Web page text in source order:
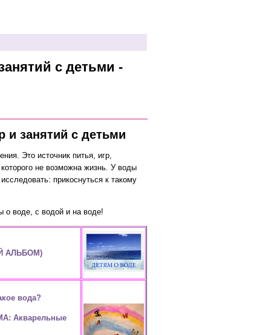
с детьми -
и занятий с детьми
Это источник питья, игр,
не возможна жизнь. У воды
прикоснуться к такому
о воде, с водой и на воде!
АЛЬБОМ)
вода?
Акварельные